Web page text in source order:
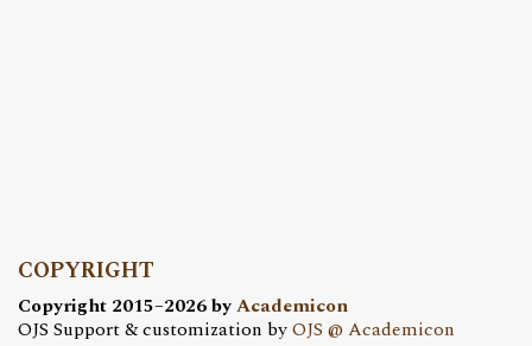
COPYRIGHT
Copyright 2015–2026 byAcademicon
OJS Support & customization byOJS @ Academicon